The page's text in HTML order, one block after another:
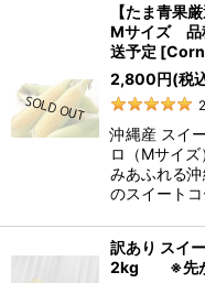
【たま青果
Mサイズ 品
送予定 [Corn
2,800円(税
2
沖縄産 スイ
ロ（Mサイ
みあふれる
のスイート
訳あり スイ
2kg ※先が